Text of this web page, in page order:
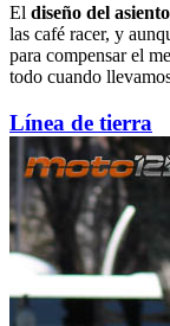
El diseño del
las café racer, y
para compensar el
todo cuando
Línea de tierra